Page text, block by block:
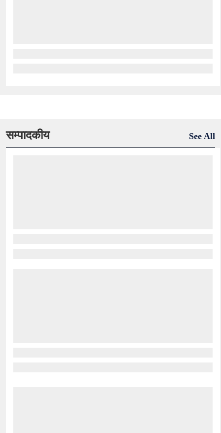
सम्पादकीय See All